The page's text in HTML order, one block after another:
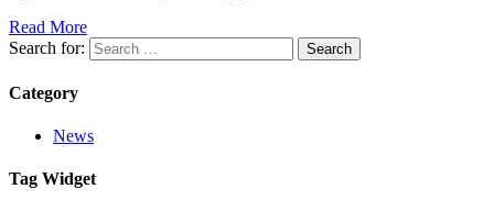
Read More
Search for:
Category
News
Tag Widget